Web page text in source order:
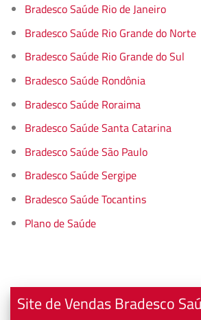
Bradesco Saúde Rio de Janeiro
Bradesco Saúde Rio Grande do Norte
Bradesco Saúde Rio Grande do Sul
Bradesco Saúde Rondônia
Bradesco Saúde Roraima
Bradesco Saúde Santa Catarina
Bradesco Saúde São Paulo
Bradesco Saúde Sergipe
Bradesco Saúde Tocantins
Plano de Saúde
Site de Vendas Bradesco